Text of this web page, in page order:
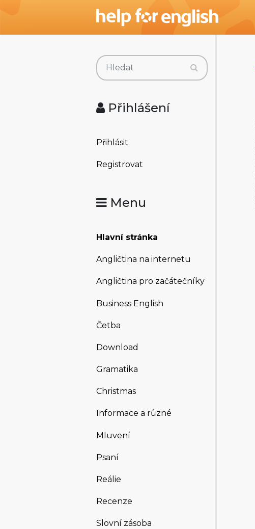
Přihlášení
Přihlásit
Registrovat
Menu
Hlavní stránka
Angličtina na internetu
Angličtina pro začátečníky
Business English
Četba
Download
Gramatika
Christmas
Informace a různé
Mluvení
Psaní
Reálie
Recenze
Slovní zásoba